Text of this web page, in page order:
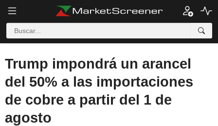
Trump impondrá un arancel
del 50% a las importaciones
de cobre a partir del 1 de
agosto